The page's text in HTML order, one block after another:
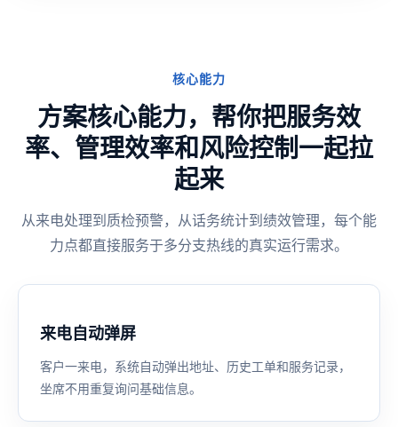
核心能力
方案核心能力，帮你把服务效
率、管理效率和风险控制一起拉
起来
从来电处理到质检预警，从话务统计到绩效管理，每个能
力点都直接服务于多分支热线的真实运行需求。
来电自动弹屏
客户一来电，系统自动弹出地址、历史工单和服务记录，
坐席不用重复询问基础信息。